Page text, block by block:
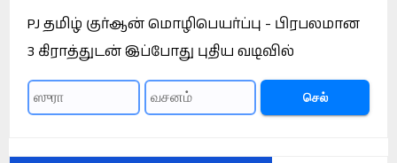
PJ தமிழ் குர்ஆன் மொழிபெயர்ப்பு - பிரபலமான
3 கிராத்துடன் இப்போது புதிய வடிவில்
செல்